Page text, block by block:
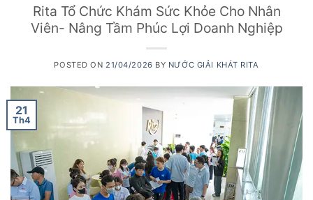
Rita Tổ Chức Khám Sức Khỏe Cho Nhân
Viên- Nâng Tầm Phúc Lợi Doanh Nghiệp
POSTED ON 21/04/2026 BY NƯỚC GIẢI KHÁT RITA
21
Th4